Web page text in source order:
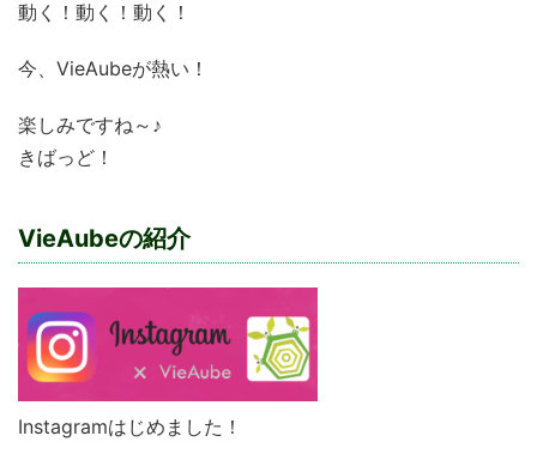
動く！動く！動く！
今、VieAubeが熱い！
楽しみですね～♪
きばっど！
VieAubeの紹介
Instagramはじめました！